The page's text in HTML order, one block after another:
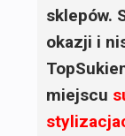
sklepów.
okazji i
miejscu